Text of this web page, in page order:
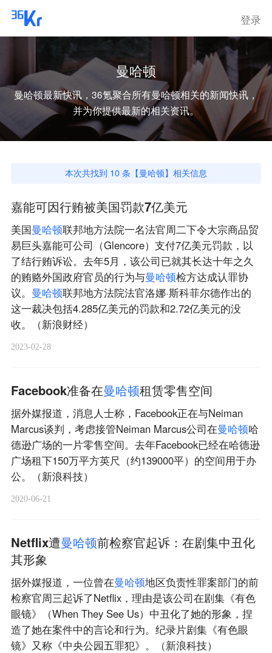
登录
曼哈顿
曼哈顿最新快讯，36氪聚合所有曼哈顿相关的新闻快讯，
并为你提供最新的相关资讯。
本次共找到 10 条【曼哈顿】相关信息
嘉能可因行贿被美国罚款7亿美元
美国曼哈顿联邦地方法院一名法官周二下令大宗商品贸
易巨头嘉能可公司（Glencore）支付7亿美元罚款，以
了结行贿诉讼。去年5月，该公司已就其长达十年之久
的贿赂外国政府官员的行为与曼哈顿检方达成认罪协
议。 曼哈顿联邦地方法院法官洛娜·斯科菲尔德作出的
这一裁决包括4.285亿美元的罚款和2.72亿美元的没
收。（新浪财经）
2023-02-28
Facebook准备在曼哈顿租赁零售空间
据外媒报道，消息人士称，Facebook正在与Neiman
Marcus谈判，考虑接管Neiman Marcus公司在曼哈顿哈
德逊广场的一片零售空间。去年Facebook已经在哈德逊
广场租下150万平方英尺（约139000平）的空间用于办
公。（新浪科技）
2020-06-21
Netflix遭曼哈顿前检察官起诉：在剧集中丑化
其形象
据外媒报道，一位曾在曼哈顿地区负责性罪案部门的前
检察官周三起诉了Netflix，理由是该公司在剧集《有色
眼镜》（When They See Us）中丑化了她的形象，捏
造了她在案件中的言论和行为。纪录片剧集《有色眼
镜》又称《中央公园五罪犯》。（新浪科技）